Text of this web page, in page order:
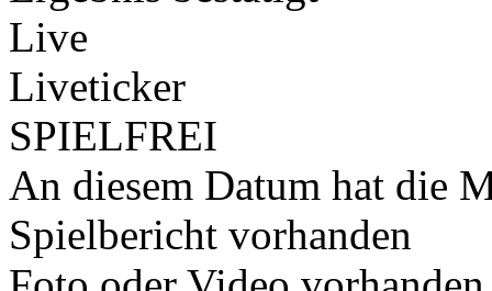
Live
Liveticker
SPIELFREI
An diesem Datum hat die
Spielbericht vorhanden